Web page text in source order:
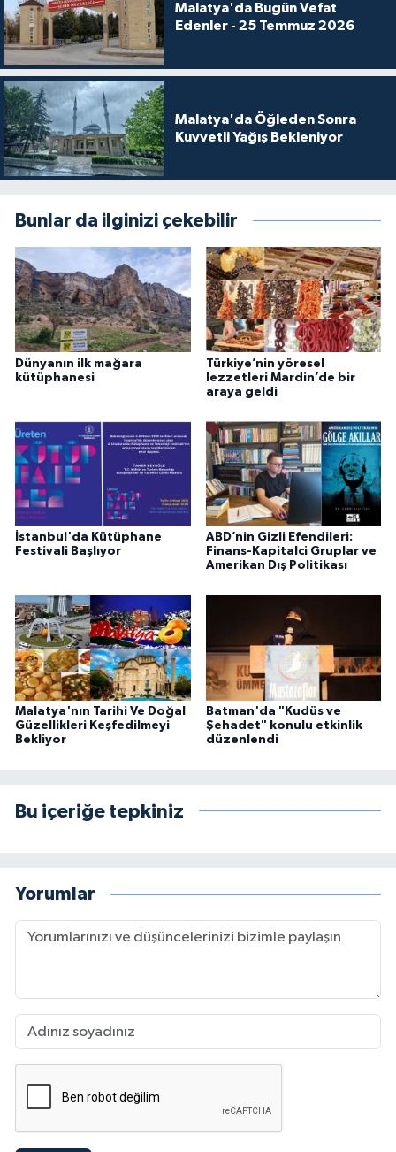
Malatya'da Bugün Vefat
Edenler - 25 Temmuz 2026
Malatya'da Öğleden Sonra
Kuvvetli Yağış Bekleniyor
Bunlar da ilginizi çekebilir
Dünyanın ilk mağara
kütüphanesi
Türkiye’nin yöresel
lezzetleri Mardin’de bir
araya geldi
İstanbul'da Kütüphane
Festivali Başlıyor
ABD’nin Gizli Efendileri:
Finans-Kapitalci Gruplar ve
Amerikan Dış Politikası
Malatya'nın Tarihi Ve Doğal
Güzellikleri Keşfedilmeyi
Bekliyor
Batman'da "Kudüs ve
Şehadet" konulu etkinlik
düzenlendi
Bu içeriğe tepkiniz
Yorumlar